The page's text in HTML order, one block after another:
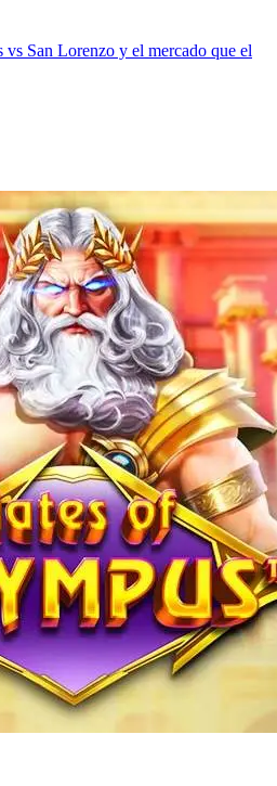
vs San Lorenzo y el mercado que el